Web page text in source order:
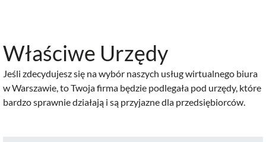
Właściwe Urzędy
Jeśli zdecydujesz się na wybór naszych usług wirtualnego biura
w Warszawie , to Twoja firma będzie podlegała pod urzędy, które
bardzo sprawnie działają i są przyjazne dla przedsiębiorców.